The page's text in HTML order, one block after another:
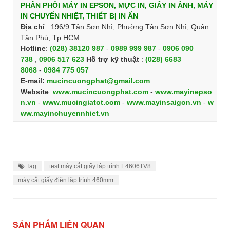
PHÂN PHỐI MÁY IN EPSON, MỰC IN, GIẤY IN ẢNH, MÁY
IN CHUYỂN NHIỆT, THIẾT BỊ IN ẤN
Địa chỉ : 196/9 Tân Sơn Nhì, Phường Tân Sơn Nhì, Quận
Tân Phú, Tp.HCM
Hotline: (028) 38120 987 - 0989 999 987 - 0906 090
738
0906 517 623 Hỗ trợ kỹ thuật : (028) 6683
8068 - 0984 775 057
E-mail: mucincuongphat@gmail.com
Website: www.mucincuongphat.com - www.mayinepso
n.vn - www.mucingiatot.com - www.mayinsaigon.vn - w
ww.mayinchuyennhiet.vn
Tag
test máy cắt giấy lập trình E4606TV8
máy cắt giấy điện lập trình 460mm
SẢN PHẨM LIÊN QUAN